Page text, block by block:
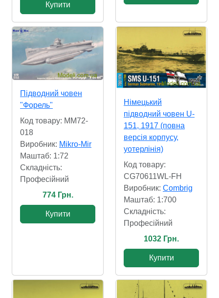
Купити
Підводний човен
"Форель"
Код товару: MM72-
018
Виробник: Mikro-Mir
Маштаб: 1:72
Складність:
Професійний
774 Грн.
Купити
Німецький
підводний човен U-
151, 1917 (повна
версія корпусу,
уотерлінія)
Код товару:
CG70611WL-FH
Виробник: Combrig
Маштаб: 1:700
Складність:
Професійний
1032 Грн.
Купити